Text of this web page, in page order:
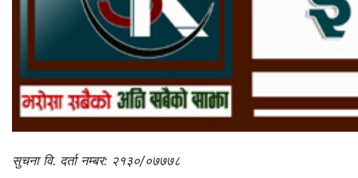
सुचना वि. दर्ता नम्बर: २१३०/०७७७८